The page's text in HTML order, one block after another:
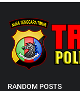
RANDOM POSTS